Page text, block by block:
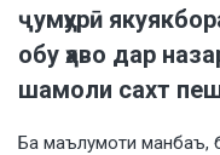
ҷумҳурӣ
обу ҳаво дар
шамоли сахт
Ба маълумоти манбаъ,